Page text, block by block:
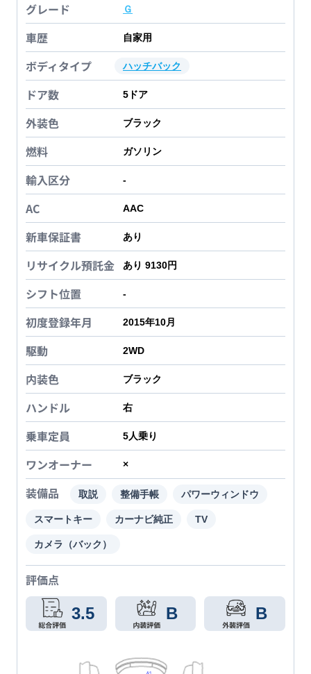
グレード Ｇ
車歴 自家用
ボディタイプ ハッチバック
ドア数 5 ドア
外装色 ブラック
燃料 ガソリン
輸入区分 -
AC AAC
新車保証書 あり
リサイクル預託金 あり 9130円
シフト位置 -
初度登録年月 2015年10月
駆動 2WD
内装色 ブラック
ハンドル 右
乗車定員 5人乗り
ワンオーナー ×
装備品 取説 整備手帳 パワーウィンドウ
スマートキー カーナビ純正 TV
カメラ（バック）
評価点
3.5 B B